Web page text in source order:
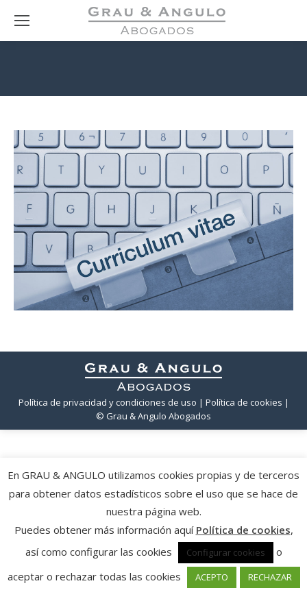
Política de privacidad y condiciones de uso | Política de cookies |
© Grau & Angulo Abogados
En GRAU & ANGULO utilizamos cookies propias y de terceros
para obtener datos estadísticos sobre el uso que se hace de
nuestra página web.
Puedes obtener más información aquí Política de cookies,
así como configurar las cookies
Configurar cookies
o
aceptar o rechazar todas las cookies
ACEPTO RECHAZAR